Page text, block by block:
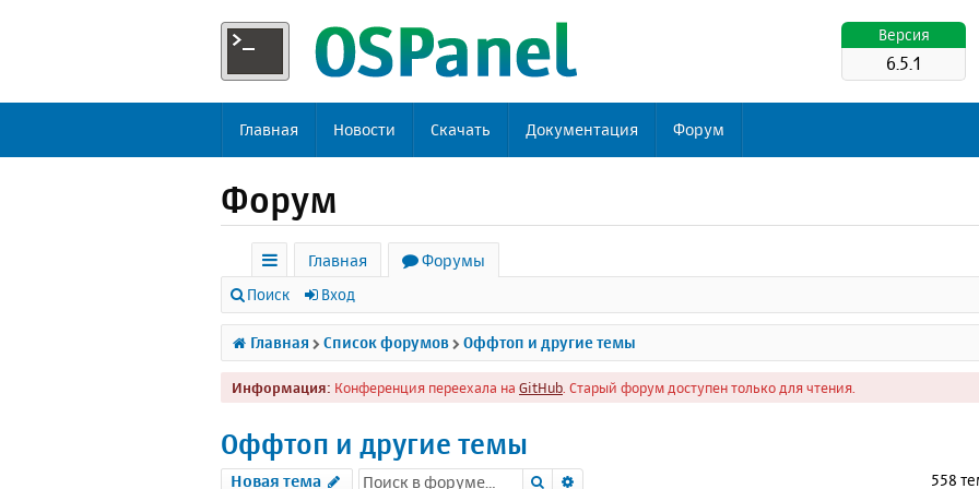
Версия
6.5.1
Главная Новости Скачать Документация Форум
Форум
с
ы
л
к
и
Главная
Форумы
Поиск Вход
Главная Список форумов Оффтоп и другие темы
Информация: Конференция переехала на GitHub . Старый форум доступен только для чтения.
Оффтоп и другие темы
Новая тема Поиск 558